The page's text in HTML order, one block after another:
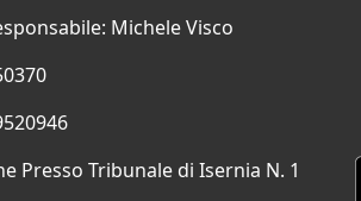
Michele Visco
Presso Tribunale di Isernia N. 1